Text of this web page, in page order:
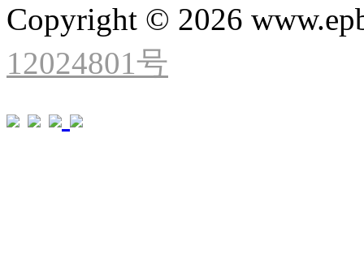
Copyright © 2026
12024801号